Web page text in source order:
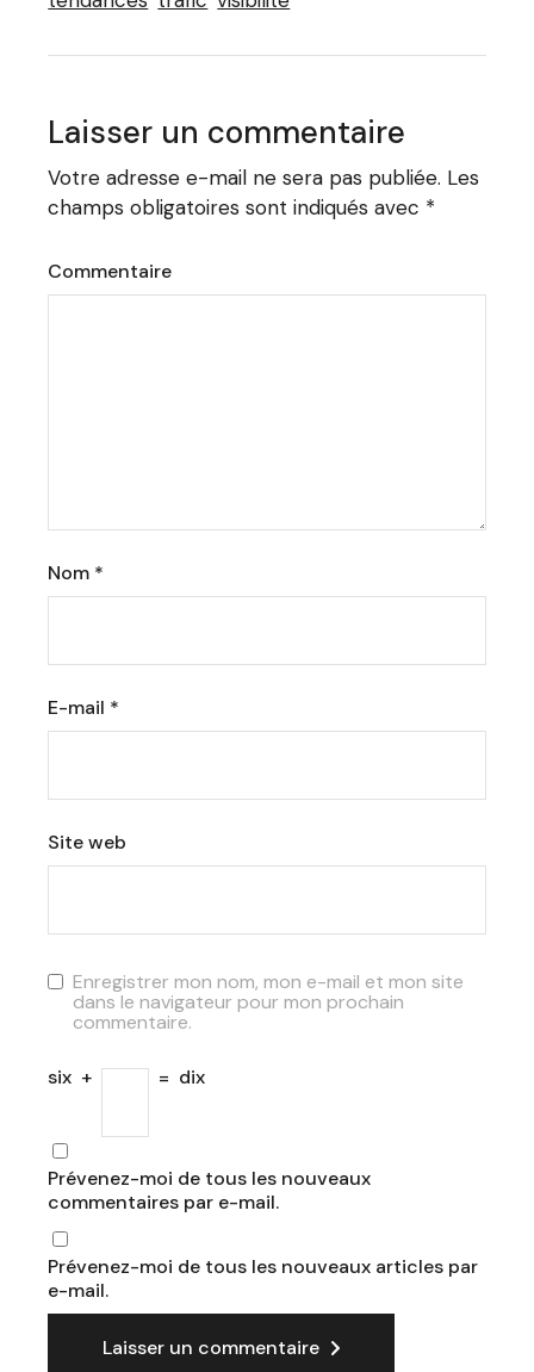
Laisser un commentaire
Votre adresse e-mail ne sera pas publiée. Les
champs obligatoires sont indiqués avec *
Commentaire
Nom *
E-mail *
Site web
Enregistrer mon nom, mon e-mail et mon site
dans le navigateur pour mon prochain
commentaire.
six + = dix
Prévenez-moi de tous les nouveaux
commentaires par e-mail.
Prévenez-moi de tous les nouveaux articles par
e-mail.
Laisser un commentaire